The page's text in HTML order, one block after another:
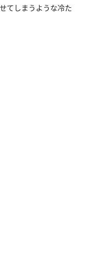
てしまうような冷た